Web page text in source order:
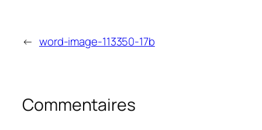
← word-image-113350-17b
Commentaires